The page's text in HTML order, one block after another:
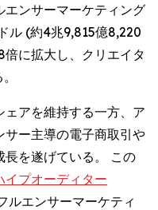
ンサーマーケティング
ル (約4兆9,815億8,220
に拡大し、クリエイタ
アを維持する一方、ア
サー主導の電子商取引や
長を遂げている。 この
イプオーディター
ルエンサーマーケティ